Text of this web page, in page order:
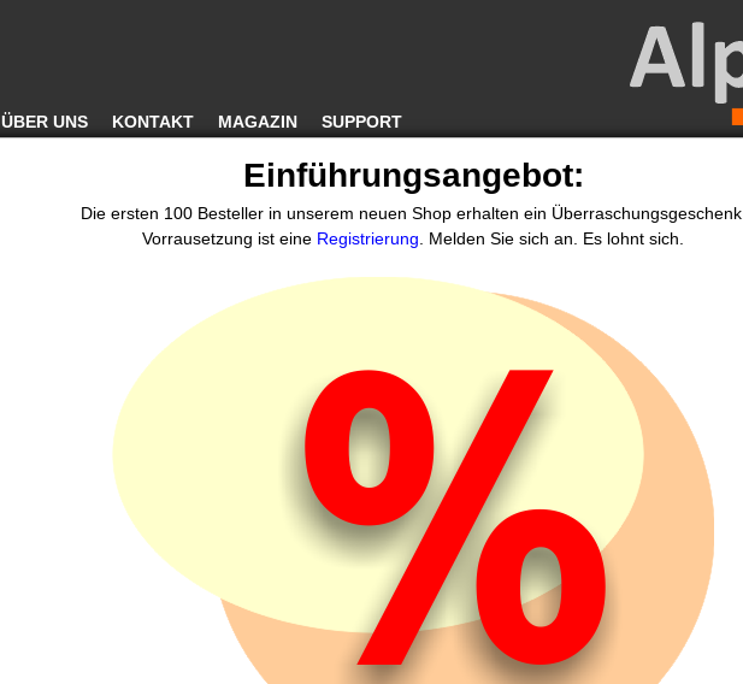
ÜBER UNS KONTAKT MAGAZIN SUPPORT
Einführungsangebot:
Die ersten 100 Besteller in unserem neuen Shop erhalten ein Überraschungsgeschenk.
Vorrausetzung ist eine Registrierung . Melden Sie sich an. Es lohnt sich.